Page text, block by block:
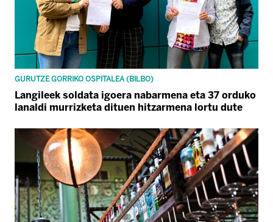
GURUTZE GORRIKO OSPITALEA (BILBO)
Langileek soldata igoera nabarmena eta 37 orduko
lanaldi murrizketa dituen hitzarmena lortu dute